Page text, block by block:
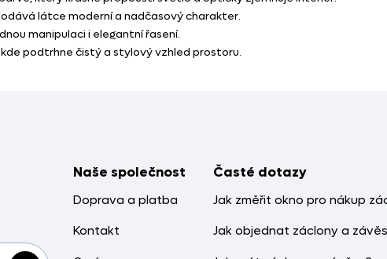
látce moderní a nadčasový charakter.
manipulaci i elegantní řasení.
podtrhne čistý a stylový vzhled prostoru.
Naše společnost
Doprava a platba
Kontakt
Časté dotazy
Jak změřit okno pro nákup
Jak objednat záclony a